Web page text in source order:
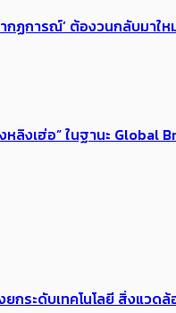
กฏการณ์’ ​ต้อง​วนกลับมา
ลิงเฮ่อ” ในฐานะ Global
กระดับเทคโนโลยี สิ่งแว